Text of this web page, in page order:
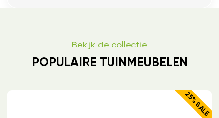
Bekijk de collectie
POPULAIRE TUINMEUBELEN
25% SALE